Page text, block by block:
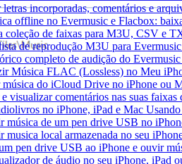
incorporadas, comentários e
offline no Evermusic e Flacbox:
coleção de faixas para M3U, CSV e
de reprodução M3U para
completo de audição do
Música FLAC (Lossless) no Meu
do iCloud Drive no iPhone ou
visualizar comentários nas suas
no iPhone, iPad e Mac
música de um pen drive USB no
musica local armazenada no seu
pen drive USB ao iPhone e ouvir
de áudio no seu iPhone, iPad